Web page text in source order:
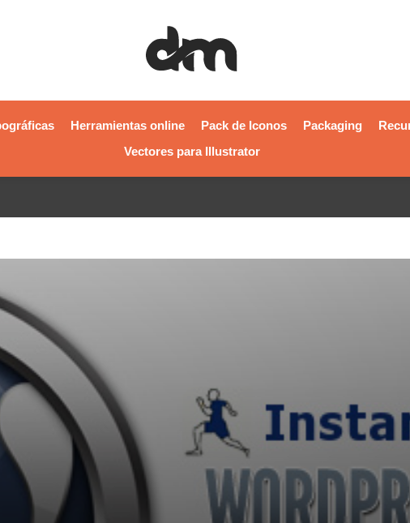
Herramientas online Pack de Iconos Packaging
Vectores para Illustrator